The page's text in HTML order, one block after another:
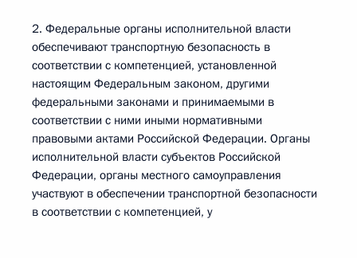
2. Федеральные органы исполнительной власти
обеспечивают транспортную безопасность в
соответствии с компетенцией, установленной
настоящим Федеральным законом, другими
федеральными законами и принимаемыми в
соответствии с ними иными нормативными
правовыми актами Российской Федерации. Органы
исполнительной власти субъектов Российской
Федерации, органы местного самоуправления
участвуют в обеспечении транспортной безопасности
в соответствии с компетенцией, у